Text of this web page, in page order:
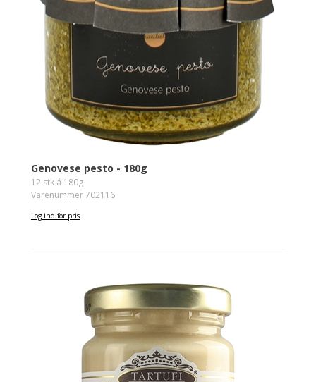
Genovese pesto - 180g
12 stk á 180g
Varenummer 702116
Log ind for pris